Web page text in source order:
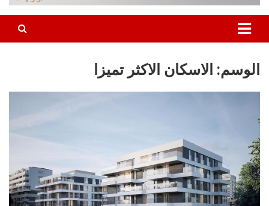
الوسم: الاسكان الاكثر تميزا